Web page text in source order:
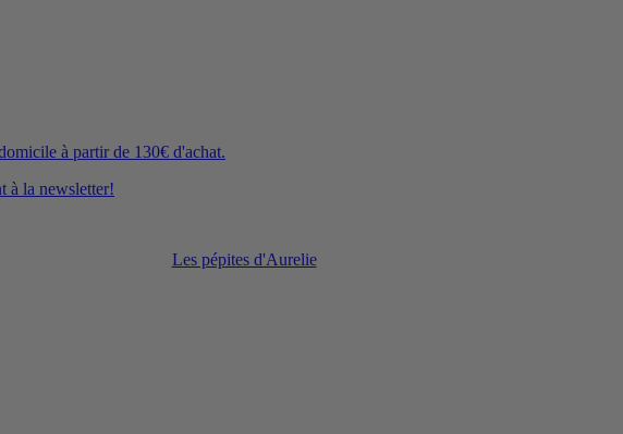
à partir de 130€ d'achat.
à la newsletter!
Les pépites d'Aurelie